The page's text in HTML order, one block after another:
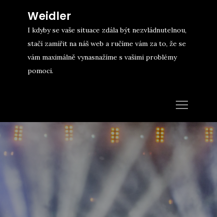
content
Weidler
I kdyby se vaše situace zdála být nezvládnutelnou,
stačí zamířit na náš web a ručíme vám za to, že se
vám maximálně vynasnažíme s vašimi problémy
pomoci.